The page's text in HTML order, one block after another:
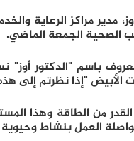
مدير مراكز الرعاية
الصحية الجمعة الماضي.
باسم "الدكتور
"إذا نظرتم إلى
من الطاقة وهذا
العمل بنشاط